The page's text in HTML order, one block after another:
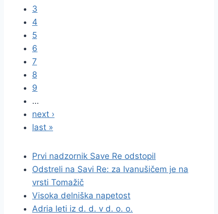
3
4
5
6
7
8
9
…
next ›
last »
Prvi nadzornik Save Re odstopil
Odstreli na Savi Re: za Ivanušičem je na
vrsti Tomažič
Visoka delniška napetost
Adria leti iz d. d. v d. o. o.